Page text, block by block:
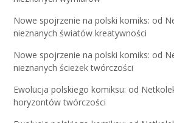
Nowe spojrzenie na polski komiks: od
nieznanych światów kreatywności
Nowe spojrzenie na polski komiks: od
nieznanych ścieżek twórczości
Ewolucja polskiego komiksu: od
horyzontów twórczości